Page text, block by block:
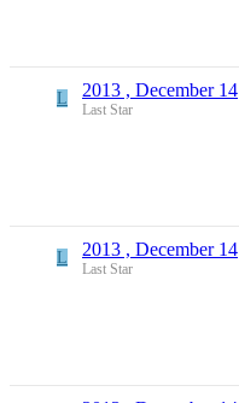
2013 , December 14
Last Star
L
2013 , December 14
Last Star
L